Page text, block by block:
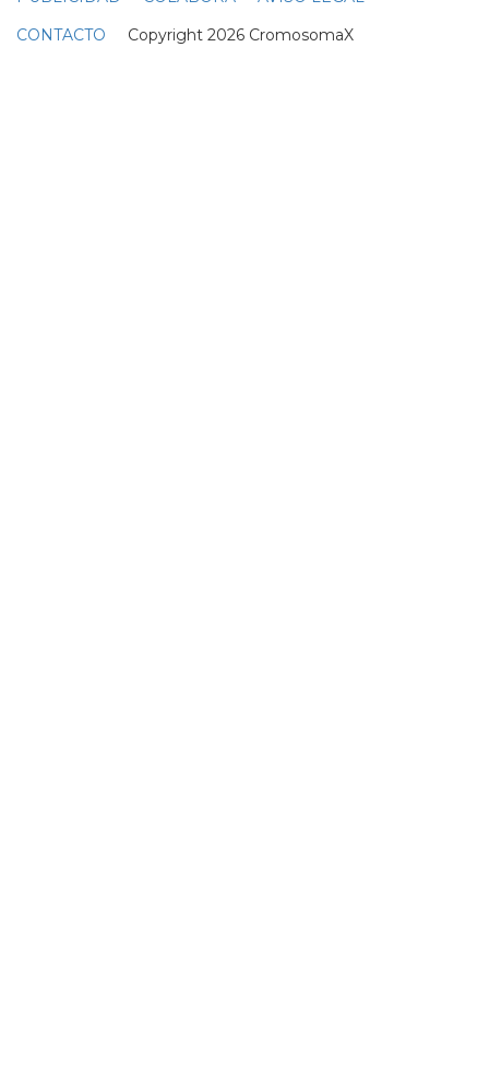
CONTACTO Copyright 2026 CromosomaX